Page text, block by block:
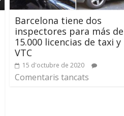
Barcelona tiene dos
inspectores para más de
15.000 licencias de taxi y
VTC
15 d'octubre de 2020
Comentaris tancats